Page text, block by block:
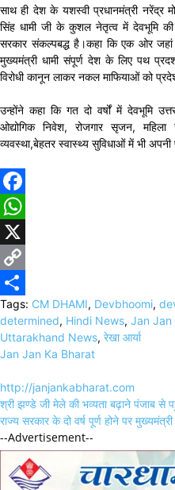
साथ ही देश के यशस्वी प्रधानमंत्री नरेंद्र
सिंह धामी जी के कुशल नेतृत्व में देवभूमि की
सरकार संकल्पबद्ध है।कहा कि एक ओर जहां
मुख्यमंत्री धामी संपूर्ण देश के लिए पथ
विरोधी कानून लाकर नकल माफियाओं को
उन्होंने कहा कि गत दो वर्षों में देवभूमि
ओद्योगिक निवेश, रोजगार सृजन,
व्यवस्था,बेहतर स्वास्थ्य सुविधाओं में भी अपनी
Facebook
WhatsApp
X
Copy
Link
Share
Tags: CM DHAMI, Devbhoomi,
determined, Hindi News, Jan Jan
Uttarakhand News, रेखा आर्या
Jan Jan Ka Bharat
http://janjankabharat.com
Post
navigation
श्री झण्डे जी मेले की भव्यता बढ़ाने पंजाब से
राज्य सरकार के दो वर्ष पूर्ण होने पर
--Advertisement--